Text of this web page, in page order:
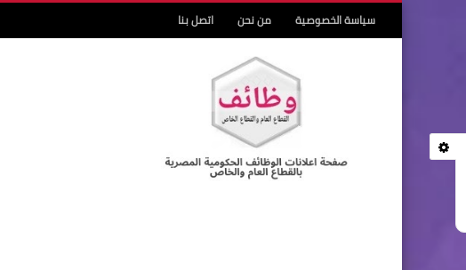
سياسة الخصوصية من نحن اتصل بنا